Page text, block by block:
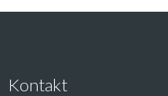
Kontakt